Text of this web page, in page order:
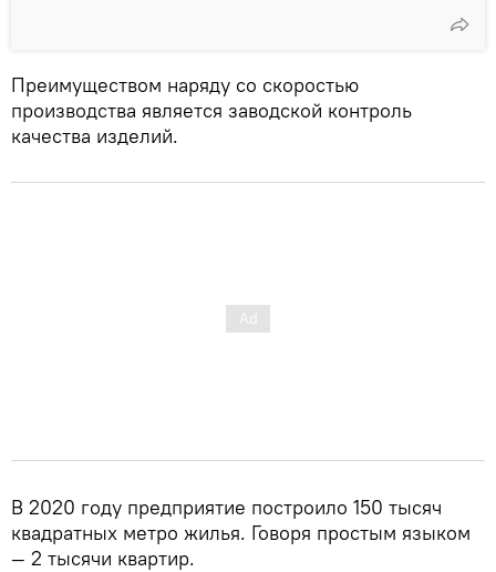
Преимуществом наряду со скоростью
производства является заводской контроль
качества изделий.
В 2020 году предприятие построило 150 тысяч
квадратных метро жилья. Говоря простым языком
— 2 тысячи квартир.